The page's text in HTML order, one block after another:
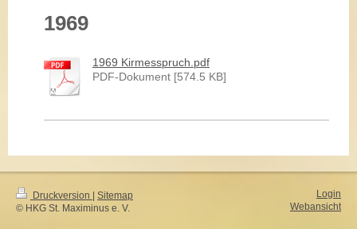
1969
1969 Kirmesspruch.pdf
PDF-Dokument [574.5 KB]
Druckversion | Sitemap
© HKG St. Maximinus e. V.
Login
Webansicht